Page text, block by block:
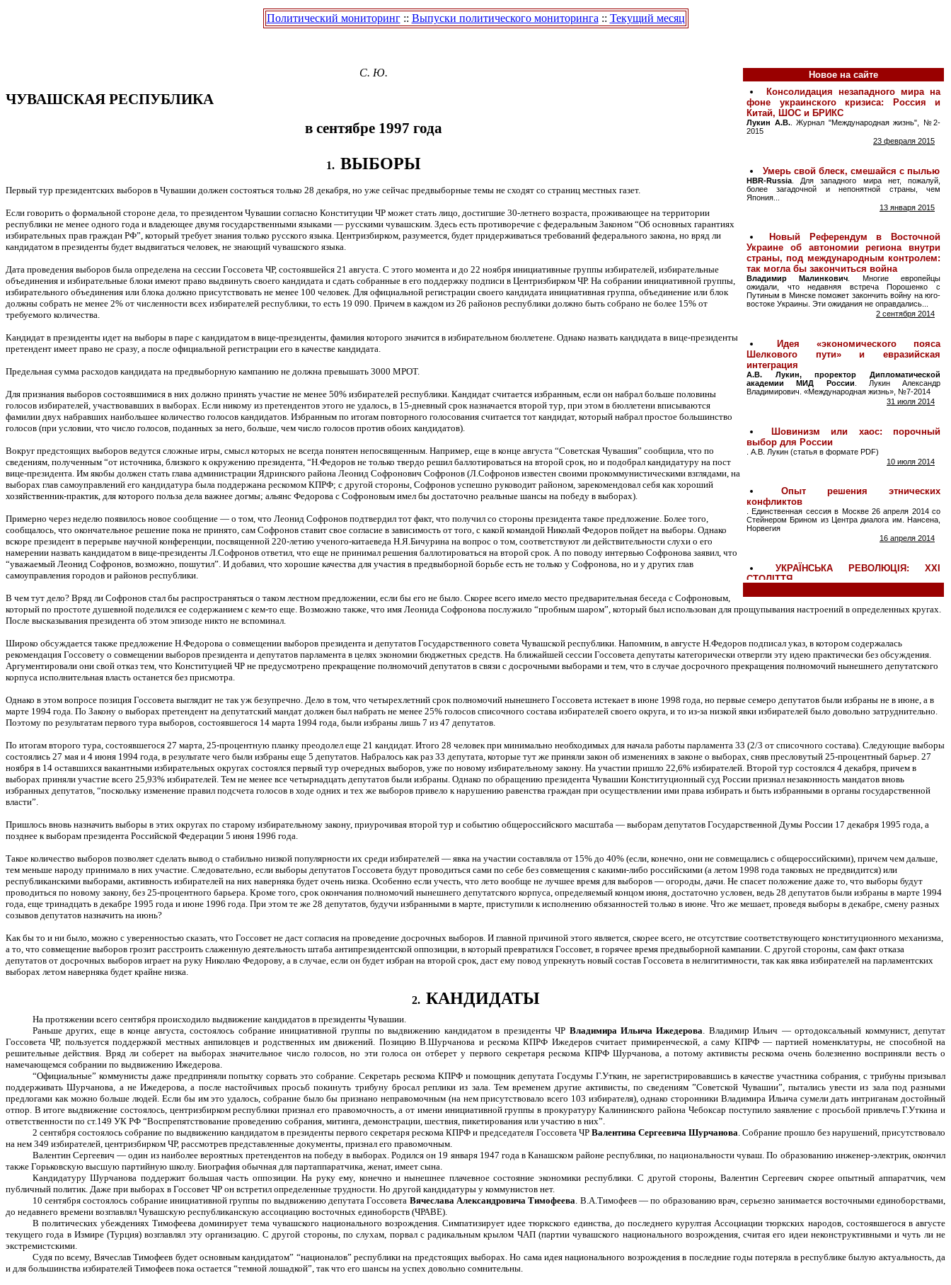
Политический мониторинг:: Выпуски политического мониторинга :: Текущий месяц
Новое на сайте
С. Ю.
ЧУВАШСКАЯ РЕСПУБЛИКА
в сентябре 1997 года
1. ВЫБОРЫ
Первый тур президентских выборов в Чувашии должен состояться только 28 декабря, но уже сейчас предвыборные темы не сходят со страниц местных газет.
Если говорить о формальной стороне дела, то президентом Чувашии согласно Конституции ЧР может стать лицо, достигшие 30-летнего возраста, проживающее на территории
республики не менее одного года и владеющее двумя государственными языками — русскими чувашским. Здесь есть противоречие с федеральным Законом “Об основных гарантиях
избирательных прав граждан РФ”, который требует знания только русского языка. Центризбирком, разумеется, будет придерживаться требований федерального закона, но вряд ли
кандидатом в президенты будет выдвигаться человек, не знающий чувашского языка.
Дата проведения выборов была определена на сессии Госсовета ЧР, состоявшейся 21 августа. С этого момента и до 22 ноября инициативные группы избирателей, избирательные
объединения и избирательные блоки имеют право выдвинуть своего кандидата и сдать собранные в его поддержку подписи в Центризбирком ЧР. На собрании инициативной группы,
избирательного объединения или блока должно присутствовать не менее 100 человек. Для официальной регистрации своего кандидата инициативная группа, объединение или блок
должны собрать не менее 2% от численности всех избирателей республики, то есть 19 090. Причем в каждом из 26 районов республики должно быть собрано не более 15% от
требуемого количества.
Кандидат в президенты идет на выборы в паре с кандидатом в вице-президенты, фамилия которого значится в избирательном бюллетене. Однако назвать кандидата в вице-президенты
претендент имеет право не сразу, а после официальной регистрации его в качестве кандидата.
Предельная сумма расходов кандидата на предвыборную кампанию не должна превышать 3000 МРОТ.
Для признания выборов состоявшимися в них должно принять участие не менее 50% избирателей республики. Кандидат считается избранным, если он набрал больше половины
голосов избирателей, участвовавших в выборах. Если никому из претендентов этого не удалось, в 15-дневный срок назначается второй тур, при этом в бюллетени вписываются
фамилии двух набравших наибольшее количество голосов кандидатов. Избранным по итогам повторного голосования считается тот кандидат, который набрал простое большинство
голосов (при условии, что число голосов, поданных за него, больше, чем число голосов против обоих кандидатов).
Вокруг предстоящих выборов ведутся сложные игры, смысл которых не всегда понятен непосвященным. Например, еще в конце августа “Советская Чувашия” сообщила, что по
сведениям, полученным “от источника, близкого к окружению президента, “Н.Федоров не только твердо решил баллотироваться на второй срок, но и подобрал кандидатуру на пост
вице-президента. Им якобы должен стать глава администрации Ядринского района Леонид Софронович Софронов (Л.Софронов известен своими прокоммунистическими взглядами, на
выборах глав самоуправлений его кандидатура была поддержана рескомом КПРФ; с другой стороны, Софронов успешно руководит районом, зарекомендовал себя как хороший
хозяйственник-практик, для которого польза дела важнее догмы; альянс Федорова с Софроновым имел бы достаточно реальные шансы на победу в выборах).
Примерно через неделю появилось новое сообщение — о том, что Леонид Софронов подтвердил тот факт, что получил со стороны президента такое предложение. Более того,
сообщалось, что окончательное решение пока не принято, сам Софронов ставит свое согласие в зависимость от того, с какой командой Николай Федоров пойдет на выборы. Однако
вскоре президент в перерыве научной конференции, посвященной 220-летию ученого-китаеведа Н.Я.Бичурина на вопрос о том, соответствуют ли действительности слухи о его
намерении назвать кандидатом в вице-президенты Л.Софронов ответил, что еще не принимал решения баллотироваться на второй срок. А по поводу интервью Софронова заявил, что
“уважаемый Леонид Софронов, возможно, пошутил”. И добавил, что хорошие качества для участия в предвыборной борьбе есть не только у Софронова, но и у других глав
самоуправления городов и районов республики.
В чем тут дело? Вряд ли Софронов стал бы распространяться о таком лестном предложении, если бы его не было. Скорее всего имело место предварительная беседа с Софроновым,
который по простоте душевной поделился ее содержанием с кем-то еще. Возможно также, что имя Леонида Софронова послужило “пробным шаром”, который был использован для прощупывания настроений в определенных кругах.
После высказывания президента об этом эпизоде никто не вспоминал.
Широко обсуждается также предложение Н.Федорова о совмещении выборов президента и депутатов Государственного совета Чувашской республики. Напомним, в августе Н.Федоров подписал указ, в котором содержалась
рекомендация Госсовету о совмещении выборов президента и депутатов парламента в целях экономии бюджетных средств. На ближайшей сессии Госсовета депутаты категорически отвергли эту идею практически без обсуждения.
Аргументировали они свой отказ тем, что Конституцией ЧР не предусмотрено прекращение полномочий депутатов в связи с досрочными выборами и тем, что в случае досрочного прекращения полномочий нынешнего депутатского
корпуса исполнительная власть останется без присмотра.
Однако в этом вопросе позиция Госсовета выглядит не так уж безупречно. Дело в том, что четырехлетний срок полномочий нынешнего Госсовета истекает в июне 1998 года, но первые семеро депутатов были избраны не в июне, а в
марте 1994 года. По Закону о выборах претендент на депутатский мандат должен был набрать не менее 25% голосов списочного состава избирателей своего округа, и то из-за низкой явки избирателей было довольно затруднительно.
Поэтому по результатам первого тура выборов, состоявшегося 14 марта 1994 года, были избраны лишь 7 из 47 депутатов.
По итогам второго тура, состоявшегося 27 марта, 25-процентную планку преодолел еще 21 кандидат. Итого 28 человек при минимально необходимых для начала работы парламента 33 (2/3 от списочного состава). Следующие выборы
состоялись 27 мая и 4 июня 1994 года, в результате чего были избраны еще 5 депутатов. Набралось как раз 33 депутата, которые тут же приняли закон об изменениях в законе о выборах, сняв пресловутый 25-процентный барьер. 27
ноября в 14 оставшихся вакантными избирательных округах состоялся первый тур очередных выборов, уже по новому избирательному закону. На участии пришло 22,6% избирателей. Второй тур состоялся 4 декабря, причем в
выборах приняли участие всего 25,93% избирателей. Тем не менее все четырнадцать депутатов были избраны. Однако по обращению президента Чувашии Конституционный суд России признал незаконность мандатов вновь
избранных депутатов, “поскольку изменение правил подсчета голосов в ходе одних и тех же выборов привело к нарушению равенства граждан при осуществлении ими права избирать и быть избранными в органы государственной
власти”.
Пришлось вновь назначить выборы в этих округах по старому избирательному закону, приурочивая второй тур и событию общероссийского масштаба — выборам депутатов Государственной Думы России 17 декабря 1995 года, а
позднее к выборам президента Российской Федерации 5 июня 1996 года.
Такое количество выборов позволяет сделать вывод о стабильно низкой популярности их среди избирателей — явка на участии составляла от 15% до 40% (если, конечно, они не совмещались с общероссийскими), причем чем дальше,
тем меньше народу принимало в них участие. Следовательно, если выборы депутатов Госсовета будут проводиться сами по себе без совмещения с какими-либо российскими (а летом 1998 года таковых не предвидится) или
республиканскими выборами, активность избирателей на них наверняка будет очень низка. Особенно если учесть, что лето вообще не лучшее время для выборов — огороды, дачи. Не спасет положение даже то, что выборы будут
проводиться по новому закону, без 25-процентного барьера. Кроме того, срок окончания полномочий нынешнего депутатского корпуса, определяемый концом июня, достаточно условен, ведь 28 депутатов были избраны в марте 1994
года, еще тринадцать в декабре 1995 года и июне 1996 года. При этом те же 28 депутатов, будучи избранными в марте, приступили к исполнению обязанностей только в июне. Что же мешает, проведя выборы в декабре, смену разных
созывов депутатов назначить на июнь?
Как бы то и ни было, можно с уверенностью сказать, что Госсовет не даст согласия на проведение досрочных выборов. И главной причиной этого является, скорее всего, не отсутствие соответствующего конституционного механизма,
а то, что совмещение выборов грозит расстроить слаженную деятельность штаба антипрезидентской оппозиции, в который превратился Госсовет, в горячее время предвыборной кампании. С другой стороны, сам факт отказа
депутатов от досрочных выборов играет на руку Николаю Федорову, а в случае, если он будет избран на второй срок, даст ему повод упрекнуть новый состав Госсовета в нелигитимности, так как явка избирателей на парламентских
выборах летом наверняка будет крайне низка.
2. КАНДИДАТЫ
На протяжении всего сентября происходило выдвижение кандидатов в президенты Чувашии.
Раньше других, еще в конце августа, состоялось собрание инициативной группы по выдвижению кандидатом в президенты ЧР Владимира Ильича Ижедерова. Владимир Ильич — ортодоксальный коммунист, депутат
Госсовета ЧР, пользуется поддержкой местных анпиловцев и родственных им движений. Позицию В.Шурчанова и рескома КПРФ Ижедеров считает примиренческой, а саму КПРФ — партией номенклатуры, не способной на
решительные действия. Вряд ли соберет на выборах значительное число голосов, но эти голоса он отберет у первого секретаря рескома КПРФ Шурчанова, а потому активисты рескома очень болезненно восприняли весть о
намечающемся собрании по выдвижению Ижедерова.
“Официальные” коммунисты даже предприняли попытку сорвать это собрание. Секретарь рескома КПРФ и помощник депутата Госдумы Г.Уткин, не зарегистрировавшись в качестве участника собрания, с трибуны призывал
поддерживать Шурчанова, а не Ижедерова, а после настойчивых просьб покинуть трибуну бросал реплики из зала. Тем временем другие активисты, по сведениям ”Советской Чувашии”, пытались увести из зала под разными
предлогами как можно больше людей. Если бы им это удалось, собрание было бы признано неправомочным (на нем присутствовало всего 103 избирателя), однако сторонники Владимира Ильича сумели дать интриганам достойный
отпор. В итоге выдвижение состоялось, центризбирком республики признал его правомочность, а от имени инициативной группы в прокуратуру Калининского района Чебоксар поступило заявление с просьбой привлечь Г.Уткина и
ответственности по ст.149 УК РФ “Воспрепятствование проведению собрания, митинга, демонстрации, шествия, пикетирования или участию в них”.
2 сентября состоялось собрание по выдвижению кандидатом в президенты первого секретаря рескома КПРФ и председателя Госсовета ЧР Валентина Сергеевича Шурчанова. Собрание прошло без нарушений, присутствовало
на нем 349 избирателей, центризбирком ЧР, рассмотрев представленные документы, признал его правомочным.
Валентин Сергеевич — один из наиболее вероятных претендентов на победу в выборах. Родился он 19 января 1947 года в Канашском районе республики, по национальности чуваш. По образованию инженер-электрик, окончил
также Горьковскую высшую партийную школу. Биография обычная для партаппаратчика, женат, имеет сына.
Кандидатуру Шурчанова поддержит большая часть оппозиции. На руку ему, конечно и нынешнее плачевное состояние экономики республики. С другой стороны, Валентин Сергеевич скорее опытный аппаратчик, чем
публичный политик. Даже при выборах в Госсовет ЧР он встретил определенные трудности. Но другой кандидатуры у коммунистов нет.
10 сентября состоялось собрание инициативной группы по выдвижению депутата Госсовета Вячеслава Александровича Тимофеева. В.А.Тимофеев — по образованию врач, серьезно занимается восточными единоборствами,
до недавнего времени возглавлял Чувашскую республиканскую ассоциацию восточных единоборств (ЧРАВЕ).
В политических убеждениях Тимофеева доминирует тема чувашского национального возрождения. Симпатизирует идее тюркского единства, до последнего курултая Ассоциации тюркских народов, состоявшегося в августе
текущего года в Измире (Турция) возглавлял эту организацию. С другой стороны, по слухам, порвал с радикальным крылом ЧАП (партии чувашского национального возрождения, считая его идеи неконструктивными и чуть ли не
экстремистскими.
Судя по всему, Вячеслав Тимофеев будет основным кандидатом” “националов” республики на предстоящих выборах. Но сама идея национального возрождения в последние годы потеряла в республике былую актуальность, да
и для большинства избирателей Тимофеев пока остается “темной лошадкой”, так что его шансы на успех довольно сомнительны.